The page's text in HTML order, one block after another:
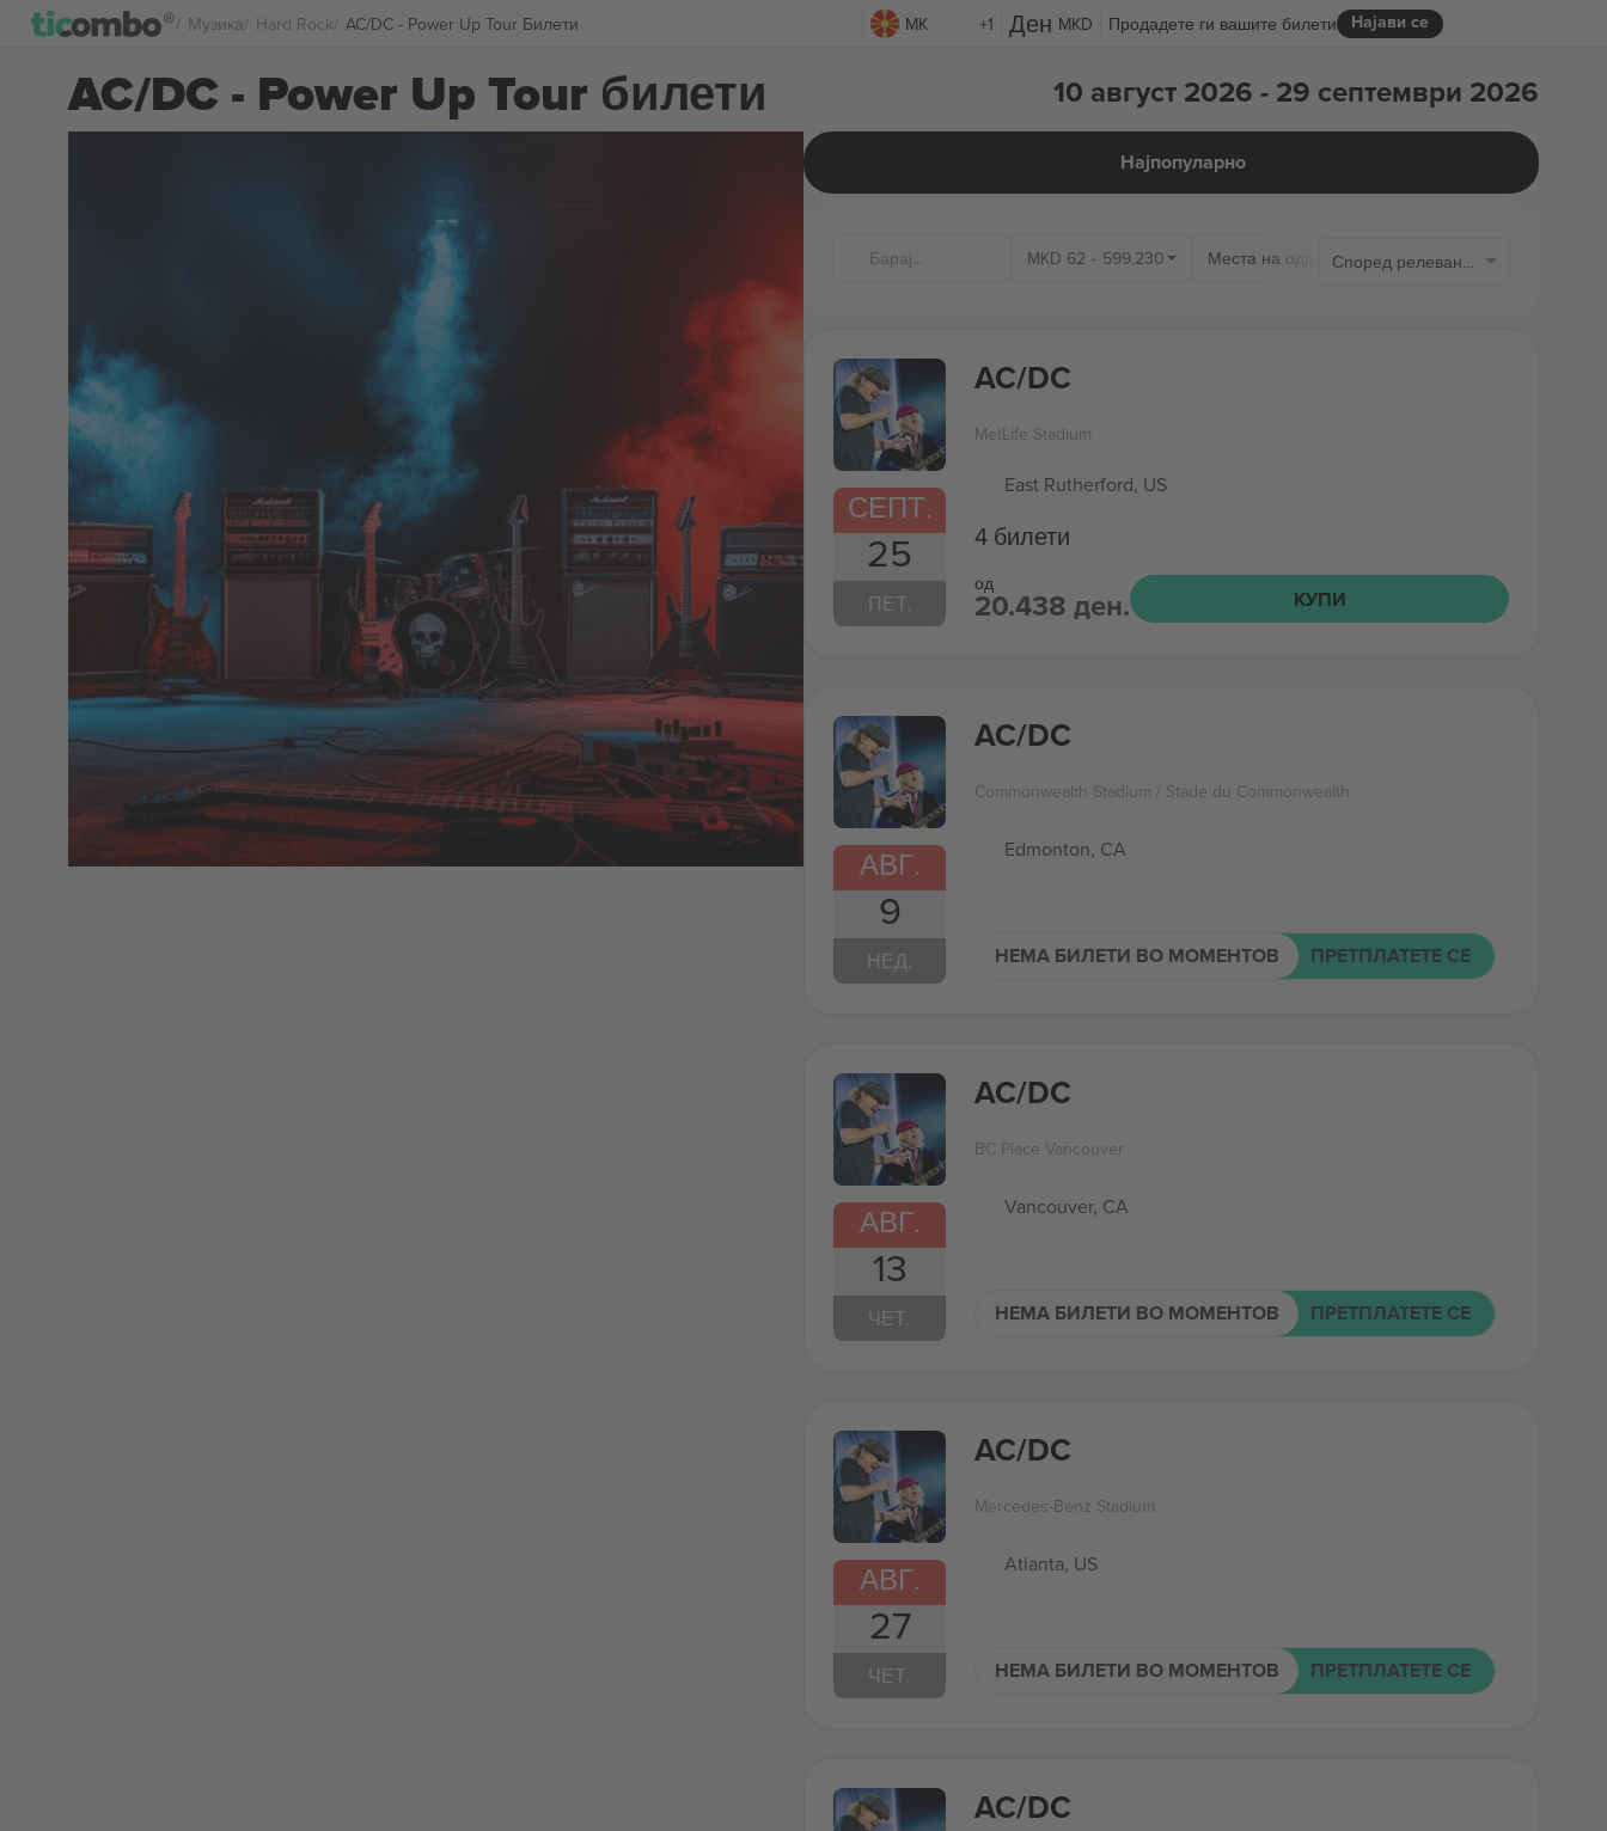
Музика Hard Rock AC/DC - Power Up Tour Билети MK +1 MKD Најави се
Продадете ги вашите билети
AC/DC - Power Up Tour билети 10 август 2026 - 29 септември 2026
Најпопуларно
MKD 62 - 599.230 Места на одржување Според релевантноста
СЕПТ.
25
ПЕТ.
AC/DC
MetLife Stadium
East Rutherford, US
4 билети
од
20.438 ден. КУПИ
АВГ.
9
НЕД.
AC/DC
Commonwealth Stadium / Stade du Commonwealth
Edmonton, CA
НЕМА БИЛЕТИ ВО МОМЕНТОВ ПРЕТПЛАТЕТЕ СЕ
АВГ.
13
ЧЕТ.
AC/DC
BC Place Vancouver
Vancouver, CA
НЕМА БИЛЕТИ ВО МОМЕНТОВ ПРЕТПЛАТЕТЕ СЕ
АВГ.
27
ЧЕТ.
AC/DC
Mercedes-Benz Stadium
Atlanta, US
НЕМА БИЛЕТИ ВО МОМЕНТОВ ПРЕТПЛАТЕТЕ СЕ
AC/DC